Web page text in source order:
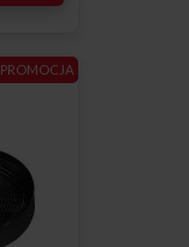
PROMOCJA